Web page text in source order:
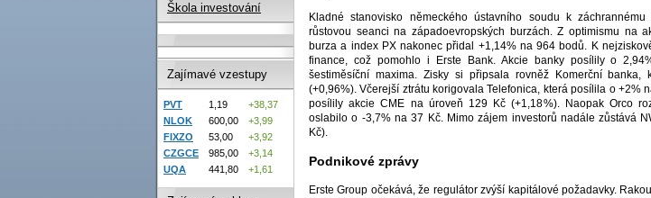
Kladné stanovisko německého ústavního soudu k
růstovou seanci na západoevropských burzách. Z optimismu na
burza a index PX nakonec přidal +1,14% na 964 bodů. K
finance, což pomohlo i Erste Bank. Akcie banky posílily o
šestiměsíční maxima. Zisky si připsala rovněž Komerční banka,
(+0,96%). Včerejší ztrátu korigovala Telefonica, která posílila o +2%
posílily akcie CME na úroveň 129 Kč (+1,18%). Naopak Orco
oslabilo o -3,7% na 37 Kč. Mimo zájem investorů nadále zůstává
Kč).
Podnikové zprávy
Erste Group očekává, že regulátor zvýší kapitálové požadavky.
Škola investování
Zajímavé vzestupy
PVT 1,19
+38,37
NLOK
600,00
+3,99
FIXZO
53,00
+3,92
CZGCE
985,00
+3,14
UQA
441,80 +1,61